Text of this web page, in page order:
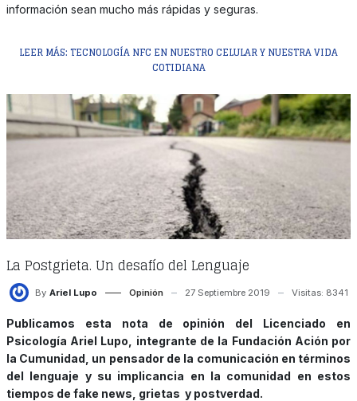
información sean mucho más rápidas y seguras.
LEER MÁS: TECNOLOGÍA NFC EN NUESTRO CELULAR Y NUESTRA VIDA
COTIDIANA
La Postgrieta. Un desafío del Lenguaje
By Ariel Lupo Opinión 27 Septiembre 2019 Visitas: 8341
Publicamos esta nota de opinión del Licenciado en
Psicología Ariel Lupo, integrante de la Fundación Ación por
la Cumunidad, un pensador de la comunicación en términos
del lenguaje y su implicancia en la comunidad en estos
tiempos de fake news, grietas y postverdad.